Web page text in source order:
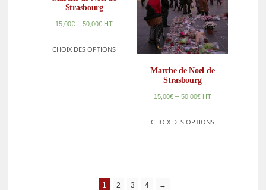
Strasbourg
15,00€ –50,00€ HT
CHOIX DES OPTIONS
Marche de Noel de
Strasbourg
15,00€– 50,00€ HT
CHOIX DES OPTIONS
1 2 3 4 →